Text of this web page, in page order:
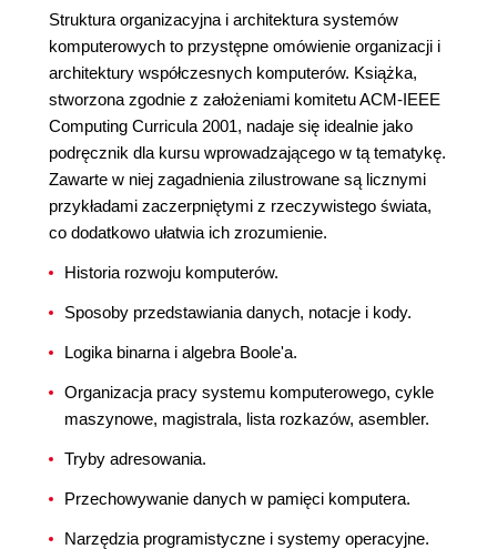
Struktura organizacyjna i architektura systemów
komputerowych to przystępne omówienie organizacji i
architektury współczesnych komputerów. Książka,
stworzona zgodnie z założeniami komitetu ACM-IEEE
Computing Curricula 2001, nadaje się idealnie jako
podręcznik dla kursu wprowadzającego w tą tematykę.
Zawarte w niej zagadnienia zilustrowane są licznymi
przykładami zaczerpniętymi z rzeczywistego świata,
co dodatkowo ułatwia ich zrozumienie.
Historia rozwoju komputerów.
Sposoby przedstawiania danych, notacje i kody.
Logika binarna i algebra Boole'a.
Organizacja pracy systemu komputerowego, cykle
maszynowe, magistrala, lista rozkazów, asembler.
Tryby adresowania.
Przechowywanie danych w pamięci komputera.
Narzędzia programistyczne i systemy operacyjne.